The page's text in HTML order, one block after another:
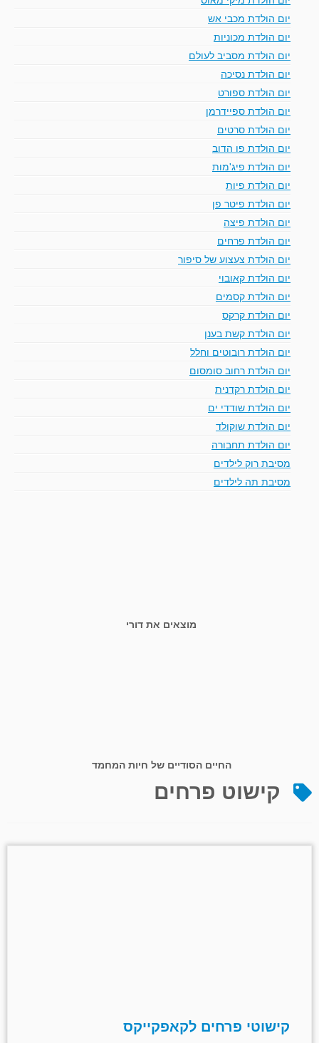
יום הולדת מכבי אש
יום הולדת מכוניות
יום הולדת מסביב לעולם
יום הולדת נסיכה
יום הולדת ספורט
יום הולדת ספיידרמן
יום הולדת סרטים
יום הולדת פו הדוב
יום הולדת פיג'מות
יום הולדת פיות
יום הולדת פיטר פן
יום הולדת פיצה
יום הולדת פרחים
יום הולדת צעצוע של סיפור
יום הולדת קאובוי
יום הולדת קסמים
יום הולדת קרקס
יום הולדת קשת בענן
יום הולדת רובוטים וחלל
יום הולדת רחוב סומסום
יום הולדת רקדנית
יום הולדת שודדי ים
יום הולדת שוקולד
יום הולדת תחבורה
מסיבת רוק לילדים
מסיבת תה לילדים
מוצאים את דורי
החיים הסודיים של חיות המחמד
קישוט פרחים
קישוטי פרחים לקאפקייקס